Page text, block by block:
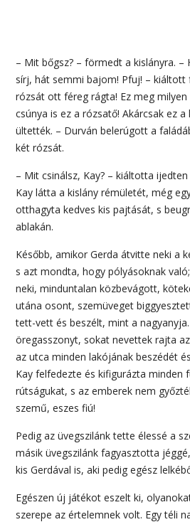
– Mit bőgsz? – förmedt a kislányra. –
sírj, hát semmi bajom! Pfuj! – kiáltott
rózsát ott féreg rágta! Ez meg
csúnya is ez a rózsatő! Akárcsak ez
ültették. – Durván belerúgott a
két rózsát.
– Mit csinálsz, Kay? – kiáltotta
Kay látta a kislány rémületét, még
otthagyta kedves kis pajtását, s
ablakán.
Később, amikor Gerda átvitte neki a
s azt mondta, hogy pólyásoknak
neki, minduntalan közbevágott,
utána osont, szemüveget
tett-vett és beszélt, mint a
öregasszonyt, sokat nevettek rajta
az utca minden lakójának beszédét
Kay felfedezte és kifigurázta minden
rútságukat, s az emberek nem
szemű, eszes fiú!
Pedig az üvegszilánk tette élessé a
másik üvegszilánk fagyasztotta
kis Gerdával is, aki pedig egész
Egészen új játékot eszelt ki,
szerepe az értelemnek volt. Egy téli